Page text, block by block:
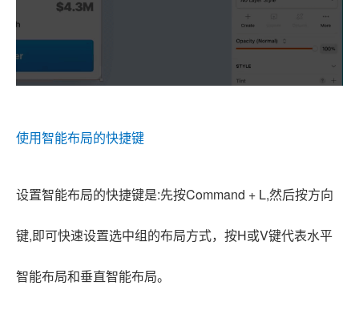
使用智能布局的快捷键
设置智能布局的快捷键是:先按Command + L,然后按方向
键,即可快速设置选中组的布局方式，按H或V键代表水平
智能布局和垂直智能布局。